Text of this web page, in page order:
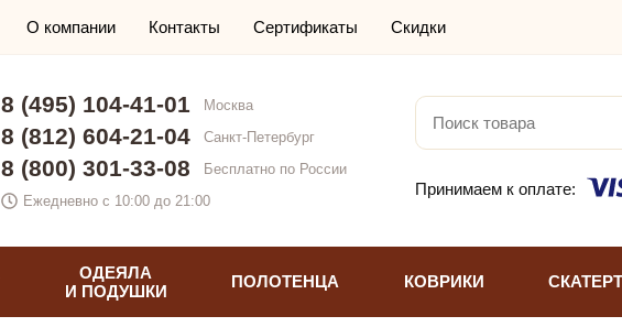
О компании Контакты Сертификаты Скидки
8 (495) 104-41-01 Москва
8 (812) 604-21-04 Санкт-Петербург
8 (800) 301-33-08
Бесплатно по России
Ежедневно с 10:00 до 21:00
Принимаем к оплате:
ОДЕЯЛА
И ПОДУШКИ
ПОЛОТЕНЦА КОВРИКИ